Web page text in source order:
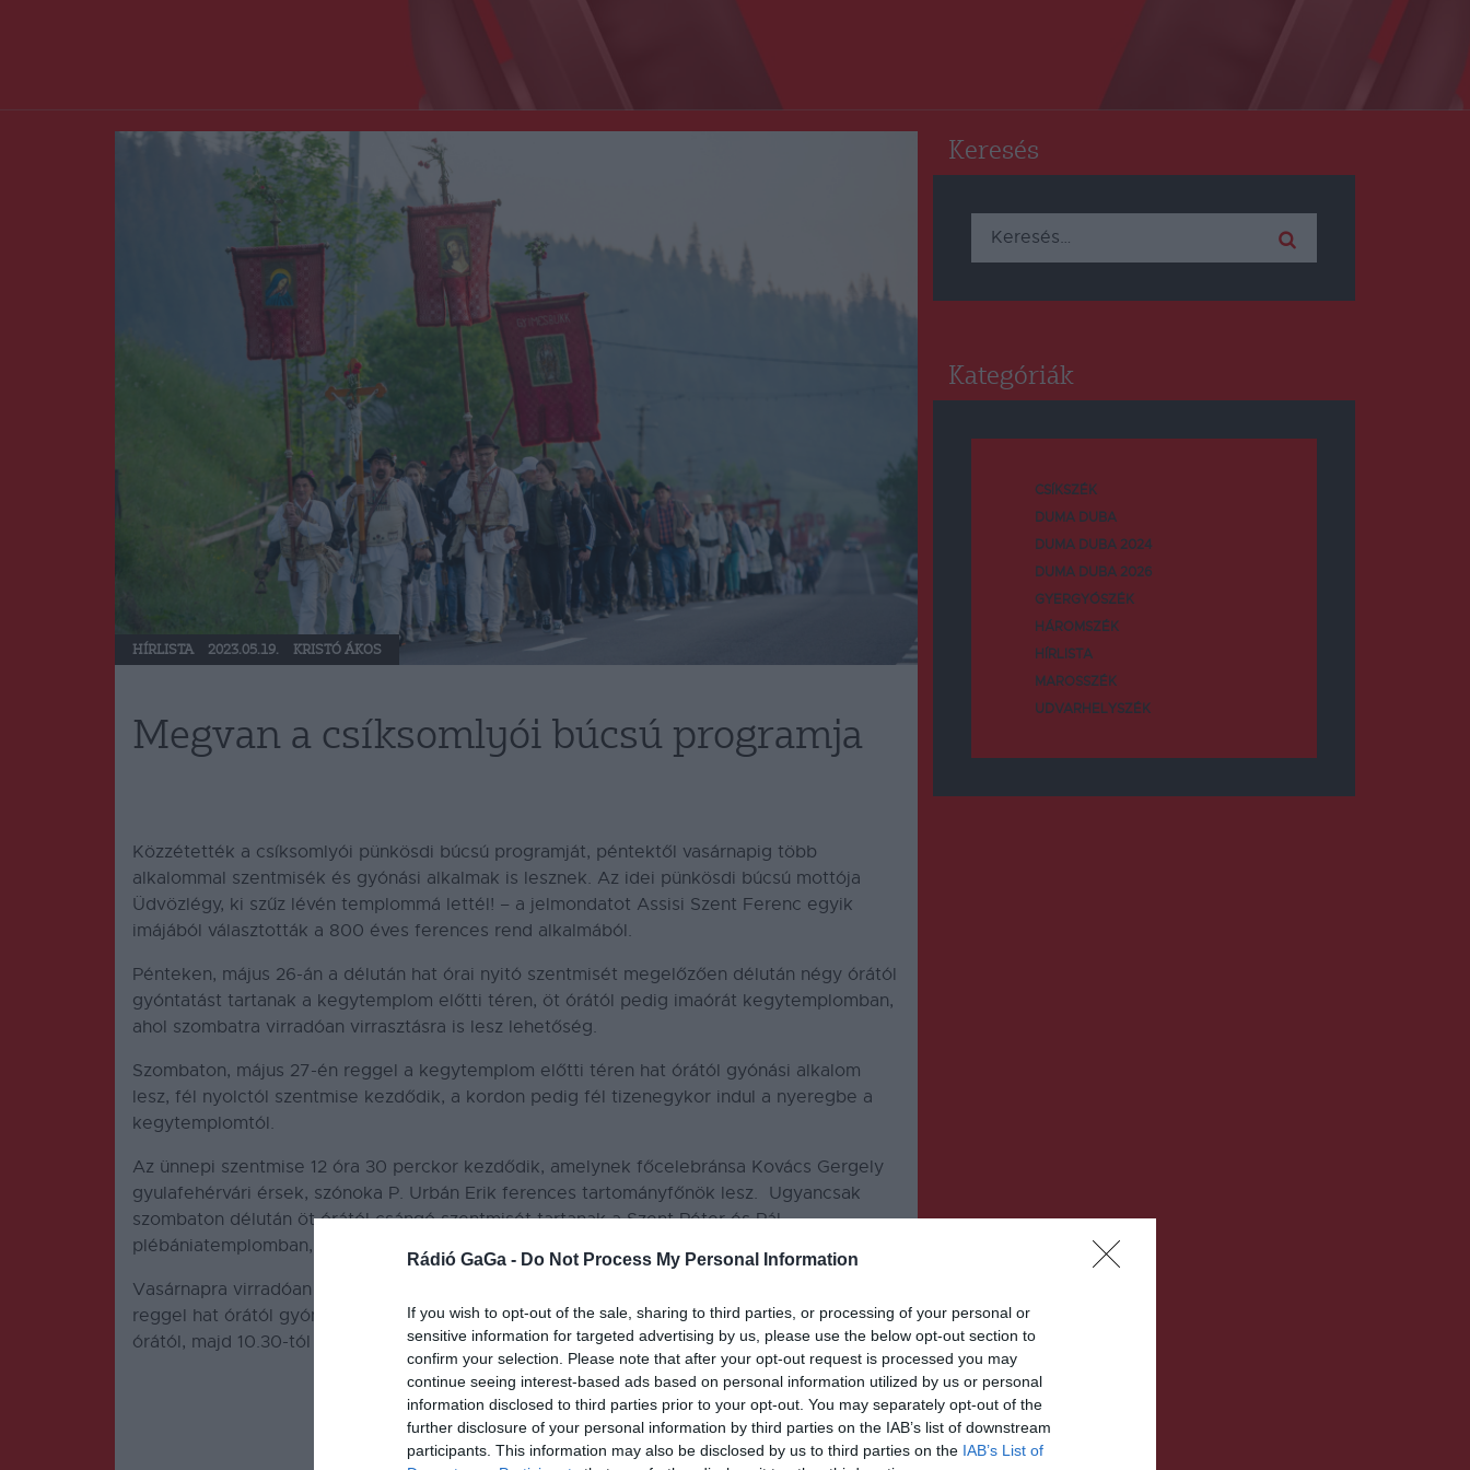
Rádió GaGa - Do Not Process My Personal Information
If you wish to opt-out of the sale, sharing to third parties, or processing of your personal or
sensitive information for targeted advertising by us, please use the below opt-out section to
confirm your selection. Please note that after your opt-out request is processed you may
continue seeing interest-based ads based on personal information utilized by us or personal
information disclosed to third parties prior to your opt-out. You may separately opt-out of the
further disclosure of your personal information by third parties on the IAB’s list of downstream
participants. This information may also be disclosed by us to third parties on the IAB’s List of
HÍRLISTA 2023.05.19. KRISTÓ ÁKOS
Megvan a csíksomlyói búcsú programja
Közzétették a csíksomlyói pünkösdi búcsú programját, péntektől vasárnapig több
alkalommal szentmisék és gyónási alkalmak is lesznek. Az idei pünkösdi búcsú mottója
Üdvözlégy, ki szűz lévén templommá lettél! – a jelmondatot Assisi Szent Ferenc egyik
imájából választották a 800 éves ferences rend alkalmából.
Pénteken, május 26-án a délután hat órai nyitó szentmisét megelőzően délután négy órától
gyóntatást tartanak a kegytemplom előtti téren, öt órától pedig imaórát kegytemplomban,
ahol szombatra virradóan virrasztásra is lesz lehetőség.
Szombaton, május 27-én reggel a kegytemplom előtti téren hat órától gyónási alkalom
lesz, fél nyolctól szentmise kezdődik, a kordon pedig fél tizenegykor indul a nyeregbe a
kegytemplomtól.
Az ünnepi szentmise 12 óra 30 perckor kezdődik, amelynek főcelebránsa Kovács Gergely
gyulafehérvári érsek, szónoka P. Urbán Erik ferences tartományfőnök lesz. Ugyancsak
szombaton délután öt órától csángó szentmisét tartanak a Szent Péter és Pál
plébániatemplomban, a kegytemplomban pedig pünkösdi vigília szentmisét hat órától.
Vasárnapra virradóan virrasztást tartanak a kegytemplomban.
reggel hat órától gyóntatásra nyílik alkalom, a kegytemplomban pedig reggel hét és nyolc
órától, majd 10.30-tól és délután hat órától is szentmiséket tartanak.
Keresés
Keresés:
Kategóriák
CSÍKSZÉK
DUMA DUBA
DUMA DUBA 2024
DUMA DUBA 2026
GYERGYÓSZÉK
HÁROMSZÉK
HÍRLISTA
MAROSSZÉK
UDVARHELYSZÉK